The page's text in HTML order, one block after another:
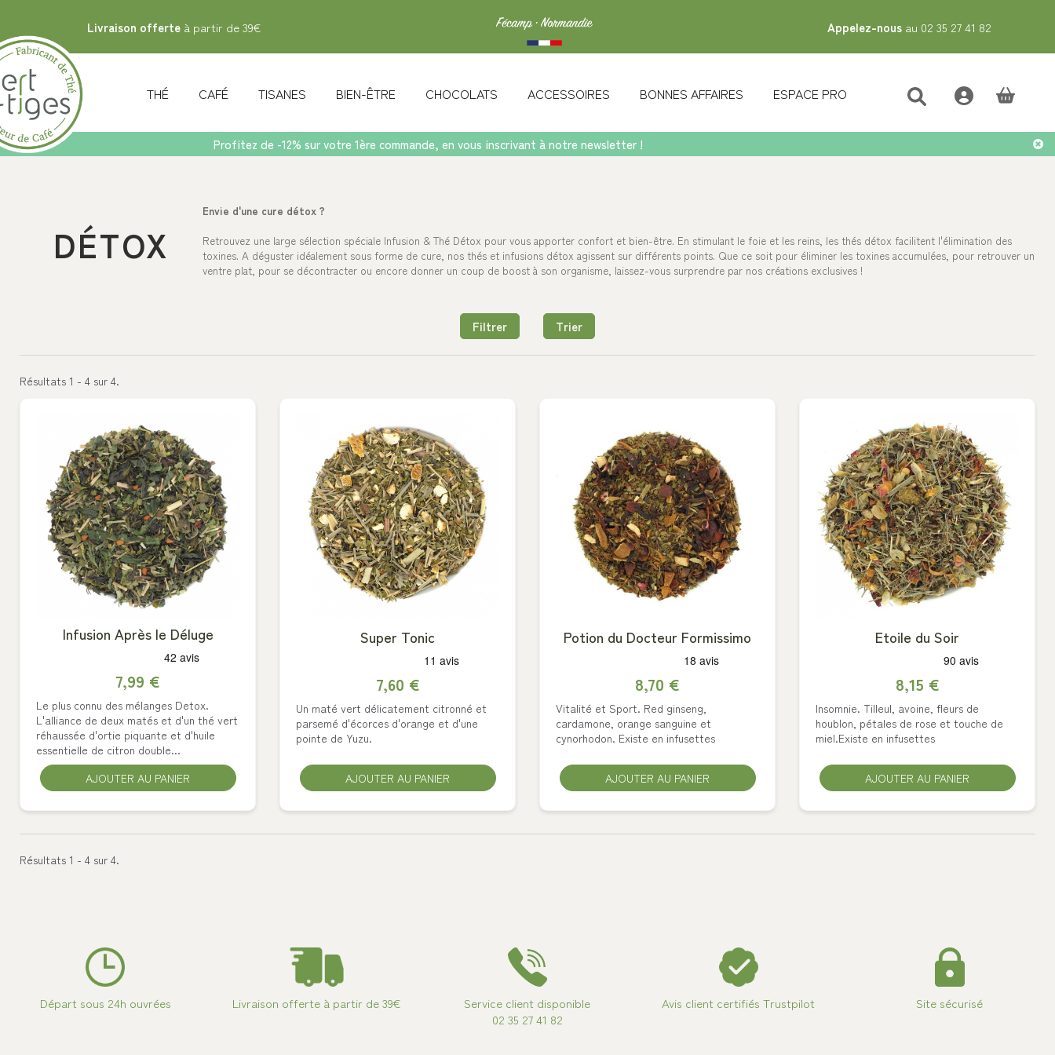
Livraison offerteà partir de 39€ Appelez-nous au 02 35 27 41 82
THÉ CAFÉ TISANES BIEN-ÊTRE CHOCOLATS ACCESSOIRES BONNES AFFAIRES ESPACE PRO
Profitez de -12% sur votre 1ère commande, en vous inscrivant à notre newsletter !
Accueil >
DÉTOX
Envie d'une cure détox ?
Retrouvez une large sélection spéciale Infusion & Thé Détox pour vous apporter confort et bien-être. En stimulant le foie et les reins, les thés détox facilitent l'élimination des
toxines. A déguster idéalement sous forme de cure, nos thés et infusions détox agissent sur différents points. Que ce soit pour éliminer les toxines accumulées, pour retrouver un
ventre plat, pour se décontracter ou encore donner un coup de boost à son organisme, laissez-vous surprendre par nos créations exclusives !
Filtrer Trier
Résultats 1 - 4 sur 4.
Infusion Après le Déluge
7,99 €
Le plus connu des mélanges Detox.
L'alliance de deux matés et d'un thé vert
réhaussée d'ortie piquante et d'huile
essentielle de citron double...
AJOUTER AU PANIER
Super Tonic
7,60 €
Un maté vert délicatement citronné et
parsemé d'écorces d'orange et d'une
pointe de Yuzu.
AJOUTER AU PANIER
Potion du Docteur Formissimo
8,70 €
Vitalité et Sport. Red ginseng,
cardamone, orange sanguine et
cynorhodon. Existe en infusettes
AJOUTER AU PANIER
Etoile du Soir
8,15 €
Insomnie. Tilleul, avoine, fleurs de
houblon, pétales de rose et touche de
miel.Existe en infusettes
AJOUTER AU PANIER
Résultats 1 - 4 sur 4.
Départ sous 24h ouvrées Livraison offerte à partir de 39€
Service client disponible
02 35 27 41 82
Avis client certifiés Trustpilot Site sécurisé